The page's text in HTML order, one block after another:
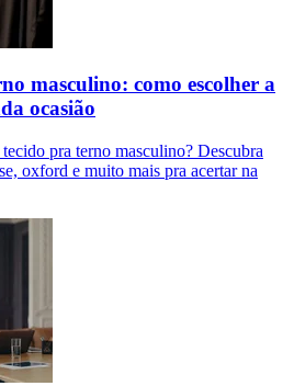
masculino: como escolher a
ocasião
pra terno masculino? Descubra
oxford e muito mais pra acertar na